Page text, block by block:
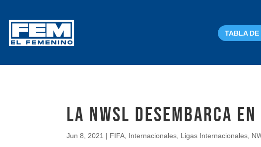
TABLA DE
La NWSL desembarca
Jun 8, 2021 | FIFA Internacionales Ligas Internacionales